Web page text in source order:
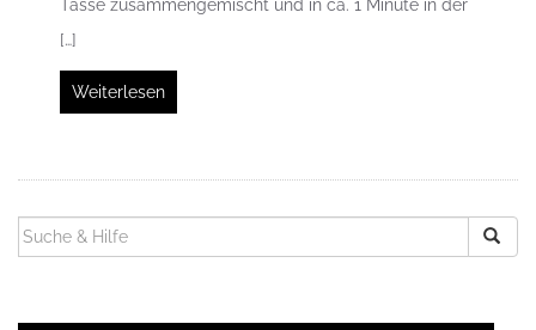
Tasse zusammengemischt und in ca. 1 Minute in der
[…]
Weiterlesen
SUCHEN
NACH: